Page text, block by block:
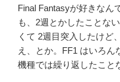
Final Fantasyが好きなん
も、2週とかしたことな
くて 2週目突入したけど
え、とか。FF1 はいろん
機種では繰り返したこと